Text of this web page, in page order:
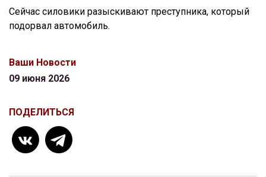
Сейчас силовики разыскивают преступника, который
подорвал автомобиль.
Ваши Новости
09 июня 2026
ПОДЕЛИТЬСЯ